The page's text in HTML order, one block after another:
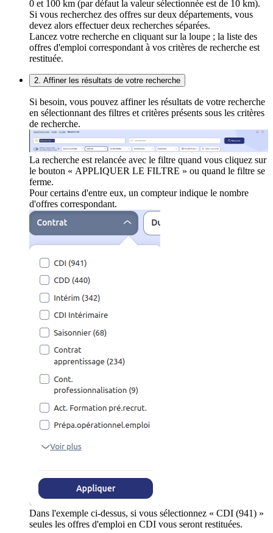
0 et 100 km (par défaut la valeur sélectionnée est de 10 km).
Si vous recherchez des offres sur deux départements, vous
devez alors effectuer deux recherches séparées.
Lancez votre recherche en cliquant sur la loupe ; la liste des
offres d'emploi correspondant à vos critères de recherche est
restituée.
2. Affiner les résultats de votre recherche
Si besoin, vous pouvez affiner les résultats de votre recherche
en sélectionnant des filtres et critères présents sous les critères
de recherche.
La recherche est relancée avec le filtre quand vous cliquez sur
le bouton « APPLIQUER LE FILTRE » ou quand le filtre se
ferme.
Pour certains d'entre eux, un compteur indique le nombre
d'offres correspondant.
Dans l'exemple ci-dessus, si vous sélectionnez « CDI (941) »
seules les offres d'emploi en CDI vous seront restituées.